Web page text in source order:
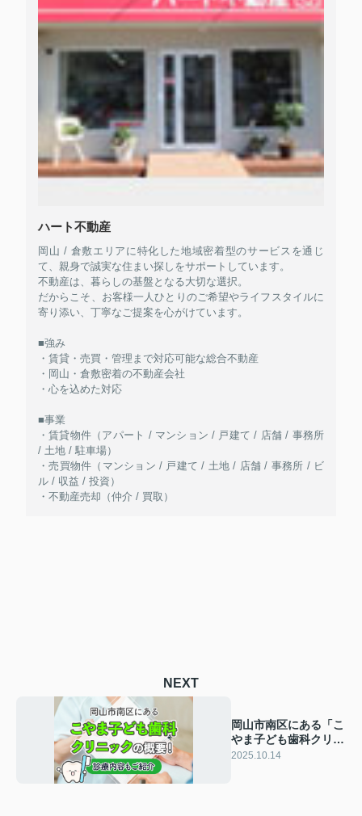
ハート不動産
岡山 / 倉敷エリアに特化した地域密着型のサービスを通じ
て、親身で誠実な住まい探しをサポートしています。
不動産は、暮らしの基盤となる大切な選択。
だからこそ、お客様一人ひとりのご希望やライフスタイルに
寄り添い、丁寧なご提案を心がけています。
■強み
・賃貸・売買・管理まで対応可能な総合不動産
・岡山・倉敷密着の不動産会社
・心を込めた対応
■事業
・賃貸物件（アパート / マンション / 戸建て / 店舗 / 事務所
/ 土地 / 駐車場）
・売買物件（マンション / 戸建て / 土地 / 店舗 / 事務所 / ビ
ル / 収益 / 投資）
・不動産売却（仲介 / 買取）
NEXT
岡山市南区にある「こ
やま子ども歯科クリニ
ック」の概要！診療内
2025.10.14